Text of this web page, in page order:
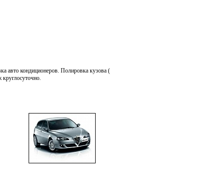
авто кондиционеров. Полировка кузова (